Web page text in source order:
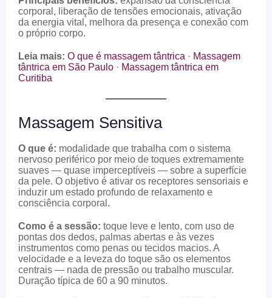
corporal, liberação de tensões emocionais, ativação
da energia vital, melhora da presença e conexão com
o próprio corpo.
Leia mais: O que é massagem tântrica · Massagem
tântrica em São Paulo · Massagem tântrica em
Curitiba
Massagem Sensitiva
O que é: modalidade que trabalha com o sistema
nervoso periférico por meio de toques extremamente
suaves — quase imperceptíveis — sobre a superfície
da pele. O objetivo é ativar os receptores sensoriais e
induzir um estado profundo de relaxamento e
consciência corporal.
Como é a sessão: toque leve e lento, com uso de
pontas dos dedos, palmas abertas e às vezes
instrumentos como penas ou tecidos macios. A
velocidade e a leveza do toque são os elementos
centrais — nada de pressão ou trabalho muscular.
Duração típica de 60 a 90 minutos.